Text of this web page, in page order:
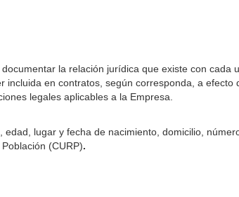
la relación jurídica que existe con
en contratos, según corresponda, a
legales aplicables a la Empresa.
lugar y fecha de nacimiento, domicilio,
(CURP).